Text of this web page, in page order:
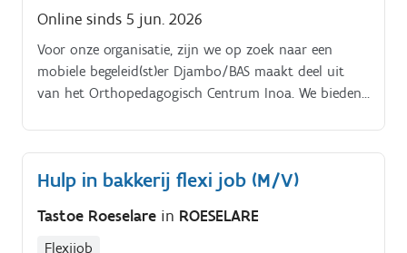
Online sinds 5 jun. 2026
Voor onze organisatie, zijn we op zoek naar een
mobiele begeleid(st)er Djambo/BAS maakt deel uit
van het Orthopedagogisch Centrum Inoa. We bieden
0 tot 21 jaar met een autismespectrumstoornis, een
licht mentale handicap en/of gedrags en emotionele
stoornis Jouw taakinhoud:.
Hulp in bakkerij flexi job (M/V)
Tastoe Roeselare in ROESELARE
Flexijob